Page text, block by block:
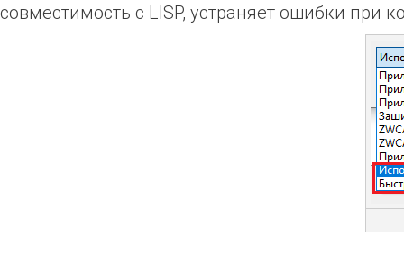
совместимость с LISP, устраняет ошибки при